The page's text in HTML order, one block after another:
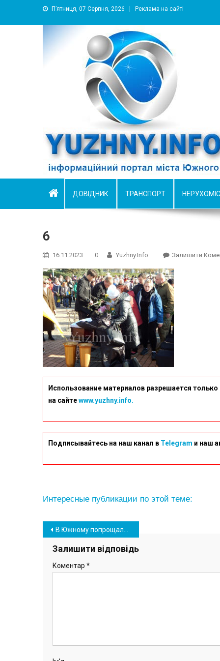
П’ятниця, 07 Серпня, 2026 Реклама на сайті
YUZHNY.INFO
информационный портал города Южный
ДОВІДНИК ТРАНСПОРТ
6
16.11.2023 0 Yuzhny.info Залишити
Использование материалов разрешается
на сайтеwww.yuzhny.info.
Подписывайтесь на наш канал в Telegram и наш
Интересные публикации по этой теме:
Навігація
записів
В Южному попрощалися з 25-річним бойовим медиком Сергієм Мазуровим з позивним “Дулітл” (фото)
Залишити відповідь
Коментар *